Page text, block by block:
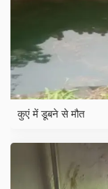
कुएं में डूबने से मौत